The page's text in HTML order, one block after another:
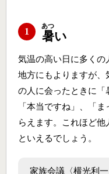
1 暑
あつ
い
気温の高い日に多くの
地方にもよりますが、
の人に会ったときに
「本当ですね」、「
らえます。これほど他
といえるでしょう。
家族会議〈横光利